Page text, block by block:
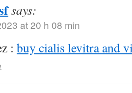
says:
at 20 h 08 min
: buy cialis levitra and